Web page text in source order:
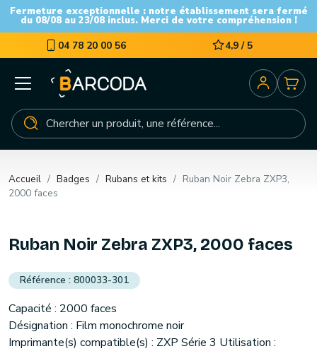
Fermeture exceptionnelle : notre établissement sera fermé
du 08/08 au 23/08 inclus. Merci de votre compréhension !
04 78 20 00 56 4,9 / 5
Accueil Badges Rubans et kits
Ruban Noir Zebra ZXP3,
2000 faces
Ruban Noir Zebra ZXP3, 2000 faces
800033-301
Capacité : 2000 faces
Désignation : Film monochrome noir
Imprimante(s) compatible(s) : ZXP Série 3 Utilisation :